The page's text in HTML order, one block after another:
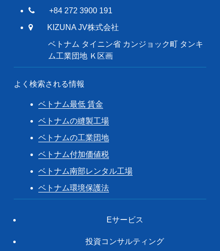
+84 272 3900 191
KIZUNA JV株式会社
ベトナム タイニン省 カンジョック町 タンキ
ム工業団地 Ｋ区画
よく検索される情報
ベトナム最低 賃金
ベトナムの縫製工場
ベトナムの工業団地
ベトナム付加価値税
ベトナム南部レンタル工場
ベトナム環境保護法
Eサービス
投資コンサルティング